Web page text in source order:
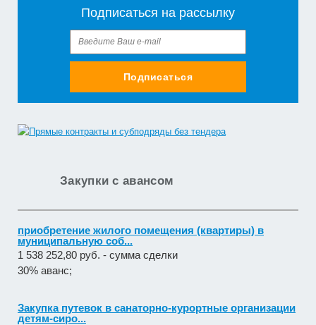
Подписаться на рассылку
Подписаться
Закупки с авансом
приобретение жилого помещения (квартиры) в
муниципальную соб...
1 538 252,80 руб. - сумма сделки
30% аванс;
Закупка путевок в санаторно-курортные организации
детям-сиро...